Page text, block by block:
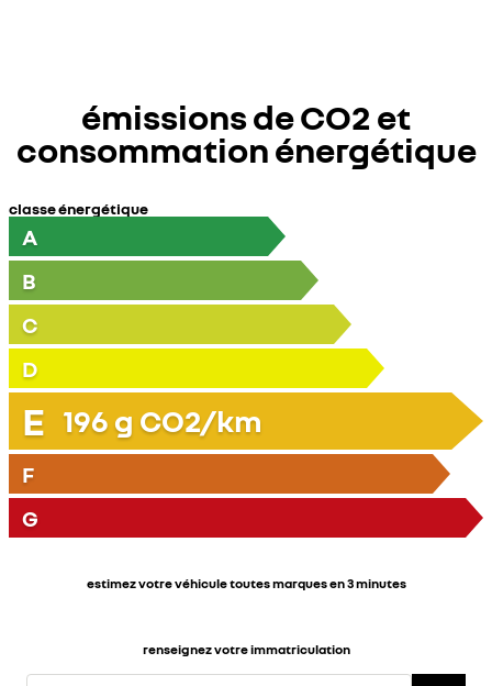
émissions de CO2 et
consommation énergétique
classe énergétique
A
B
C
D
E 196 g CO2/km
F
G
estimez votre véhicule toutes marques en 3 minutes
renseignez votre immatriculation